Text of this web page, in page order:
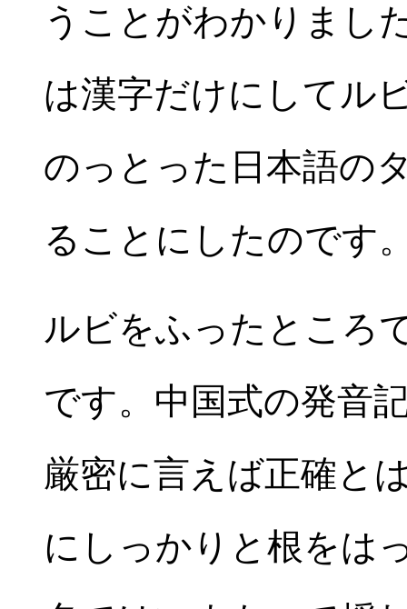
うことがわかりまし
は漢字だけにしてル
のっとった日本語の
ることにしたのです
ルビをふったところ
です。中国式の発音
厳密に言えば正確と
にしっかりと根をは